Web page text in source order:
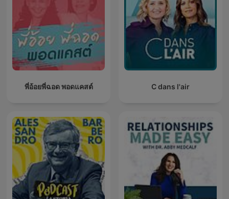
พี่อ้อยพี่ฉอด พอดแคสต์ C dans l'air